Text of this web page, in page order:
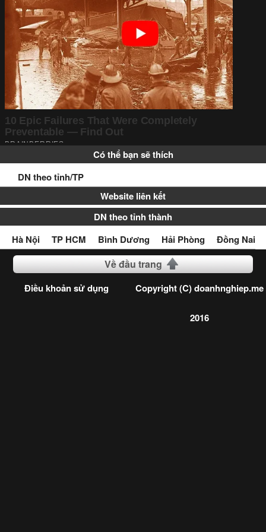
Có thể bạn sẽ thích
DN theo tỉnh/TP
Website liên kết
DN theo tỉnh thành
Hà Nội
TP HCM Bình Dương Hải Phòng Đồng Nai
Về đầu trang
Điều khoản sử dụng Copyright (C) doanhnghiep.me
2016